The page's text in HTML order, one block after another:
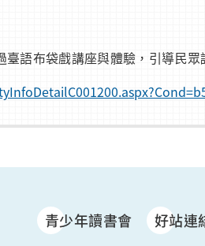
語布袋戲講座與體驗，引導民
青少年讀書會 好站連